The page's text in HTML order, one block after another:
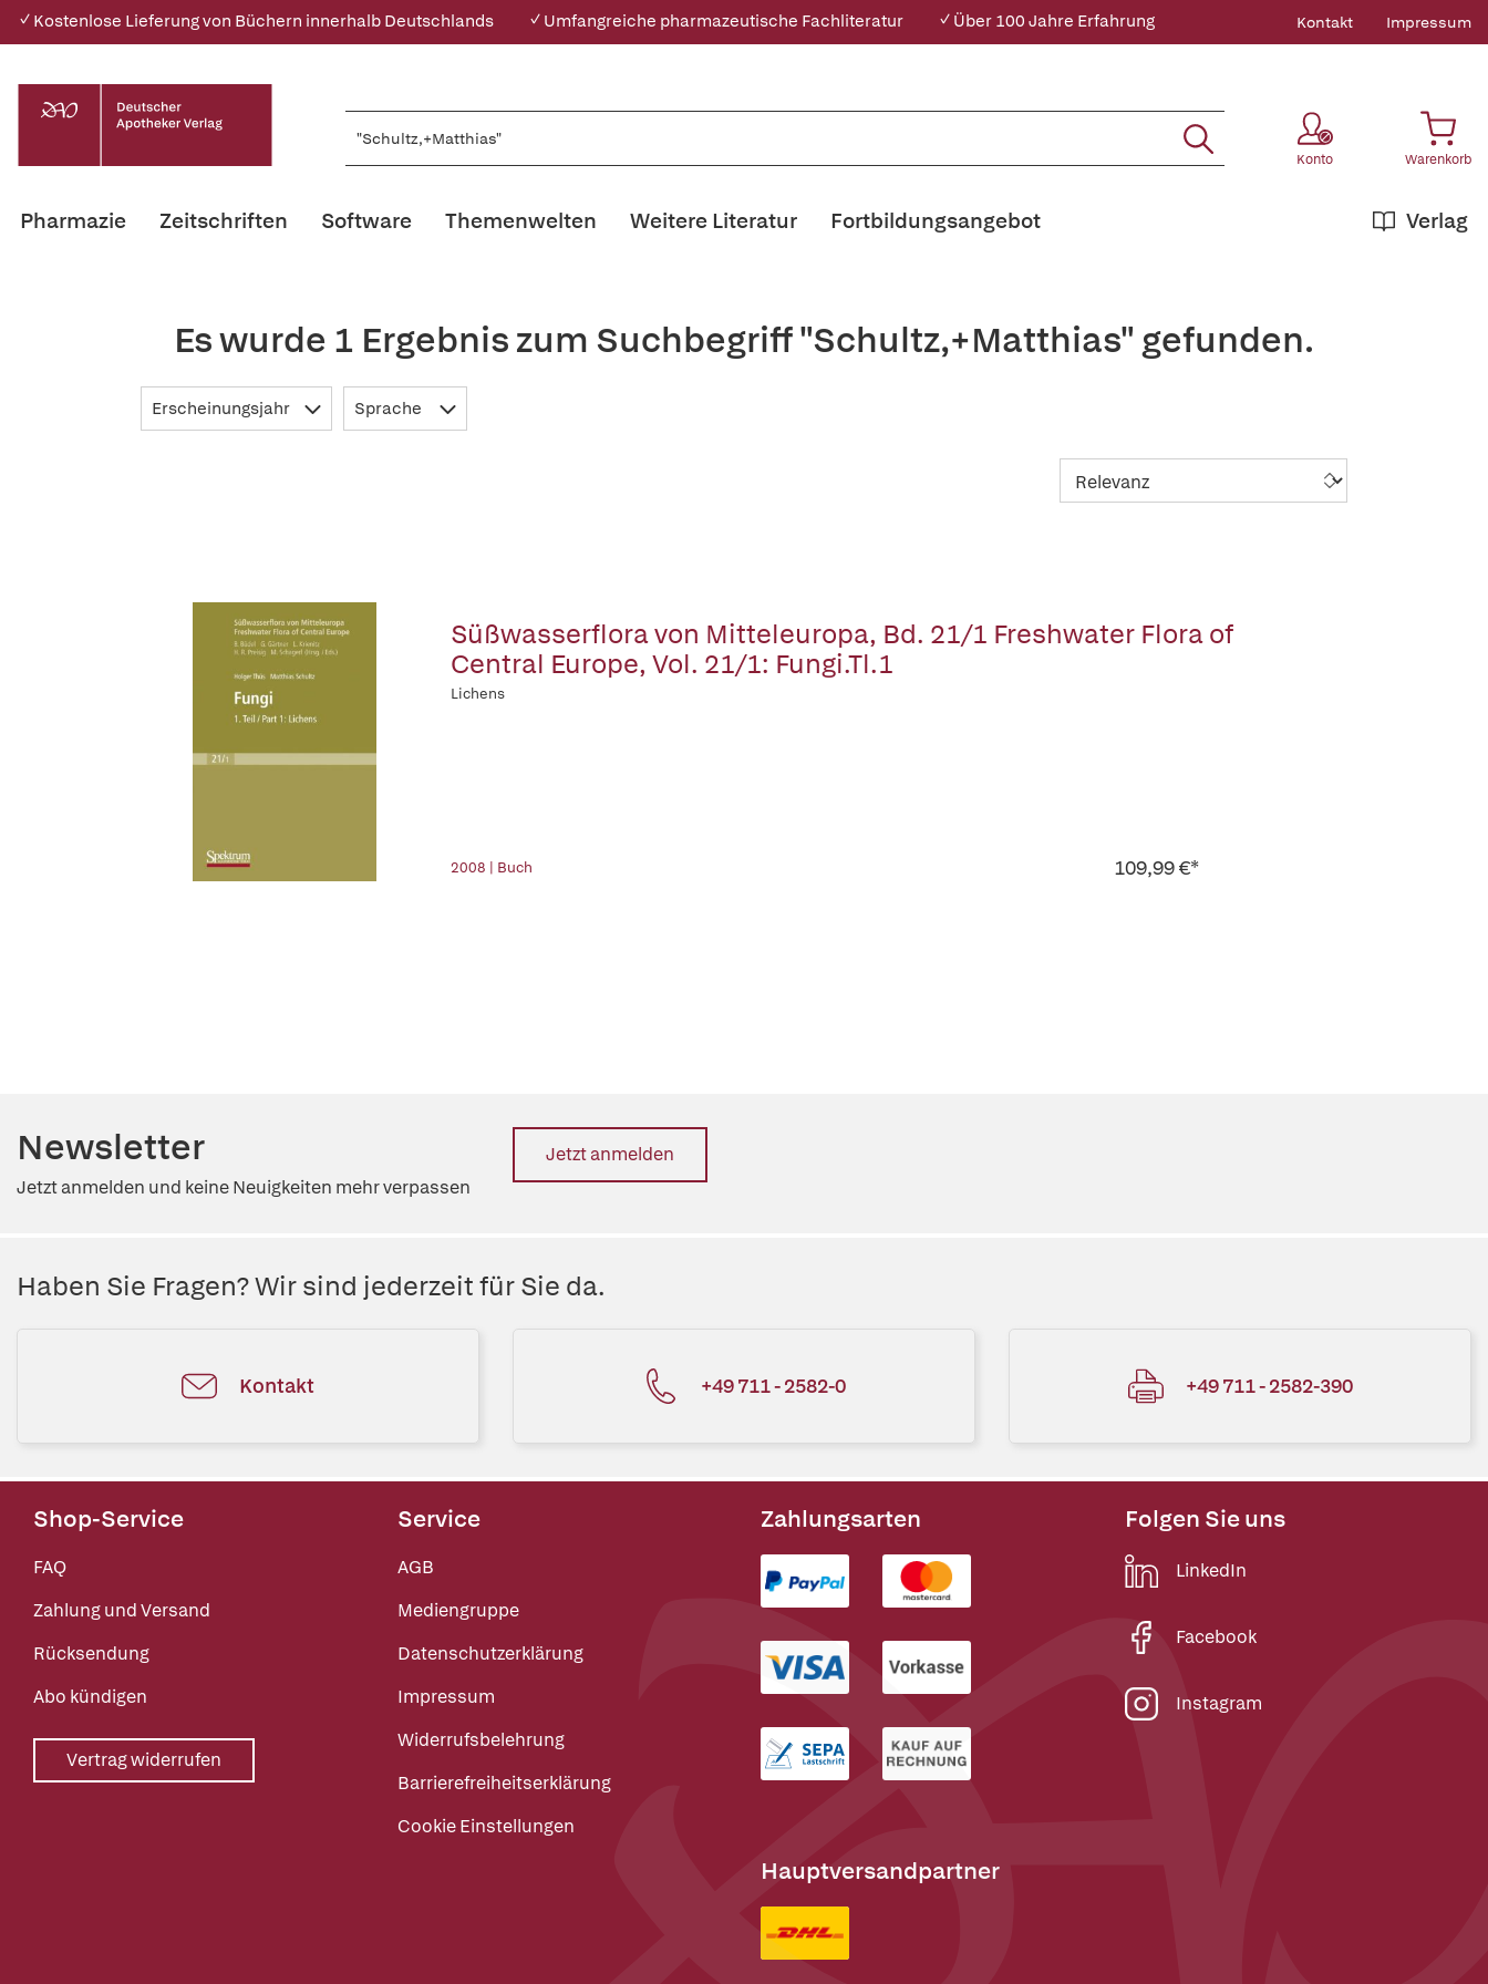
✓ Kostenlose Lieferung von Büchern innerhalb Deutschlands ✓ Umfangreiche pharmazeutische Fachliteratur ✓ Über 100 Jahre Erfahrung Kontakt Impressum
Konto Warenkorb
Pharmazie Zeitschriften Software Themenwelten Weitere Literatur Verlag
Fortbildungsangebot
Es wurde 1 Ergebnis zum Suchbegriff "Schultz,+Matthias" gefunden.
Erscheinungsjahr Sprache
Süßwasserflora von Mitteleuropa, Bd. 21/1 Freshwater Flora of
Central Europe, Vol. 21/1: Fungi.Tl.1
Lichens
2008 | Buch 109,99 €*
Newsletter
Jetzt anmelden und keine Neuigkeiten mehr verpassen
Jetzt anmelden
Haben Sie Fragen? Wir sind jederzeit für Sie da.
Kontakt +49 711 - 2582-0 +49 711 - 2582-390
Shop-Service
FAQ
Zahlung und Versand
Rücksendung
Abo kündigen
Vertrag widerrufen
Service
AGB
Mediengruppe
Datenschutzerklärung
Impressum
Widerrufsbelehrung
Barrierefreiheitserklärung
Cookie Einstellungen
Zahlungsarten
Hauptversandpartner
Folgen Sie uns
LinkedIn
Facebook
Instagram